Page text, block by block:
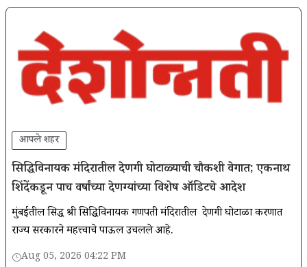
आपले शहर
सिद्धिविनायक मंदिरातील देणगी घोटाळ्याची चौकशी वेगात; एकनाथ
शिंदेंकडून पाच वर्षांच्या देणग्यांच्या विशेष ऑडिटचे आदेश
मुंबईतील प्रसिद्ध श्री सिद्धिविनायक गणपती मंदिरातील देणगी घोटाळा प्रकरणात
राज्य सरकारने महत्त्वाचे पाऊल उचलले आहे.
Aug 05, 2026 04:22 PM